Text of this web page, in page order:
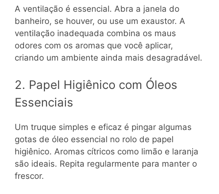
A ventilação é essencial. Abra a janela do
banheiro, se houver, ou use um exaustor. A
ventilação inadequada combina os maus
odores com os aromas que você aplicar,
criando um ambiente ainda mais desagradável.
2. Papel Higiênico com Óleos
Essenciais
Um truque simples e eficaz é pingar algumas
gotas de óleo essencial no rolo de papel
higiênico. Aromas cítricos como limão e laranja
são ideais. Repita regularmente para manter o
frescor.